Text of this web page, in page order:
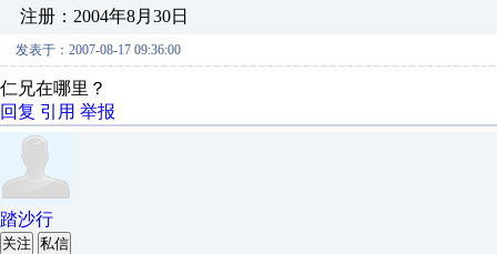
注册：2004年8月30日
发表于：2007-08-17 09:36:00
仁兄在哪里？
回复 引用 举报
踏沙行
关注 私信